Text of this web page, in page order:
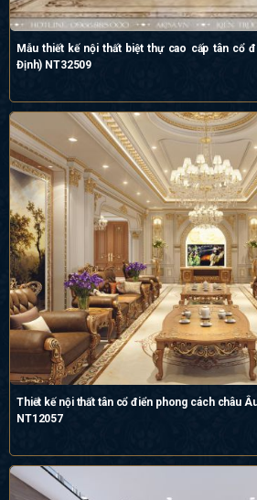
Mẫu thiết kế nội thất biệt thự cao cấp tân cổ
Định) NT32509
Thiết kế nội thất tân cổ điển phong cách châu
NT12057